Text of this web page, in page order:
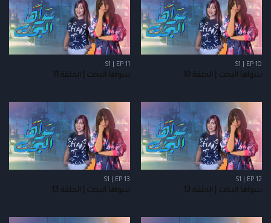
S1 | EP 10
سواها البخت | الحلقة 10
S1 | EP 11
سواها البخت | الحلقة 11
S1 | EP 12
سواها البخت | الحلقة 12
S1 | EP 13
سواها البخت | الحلقة 13